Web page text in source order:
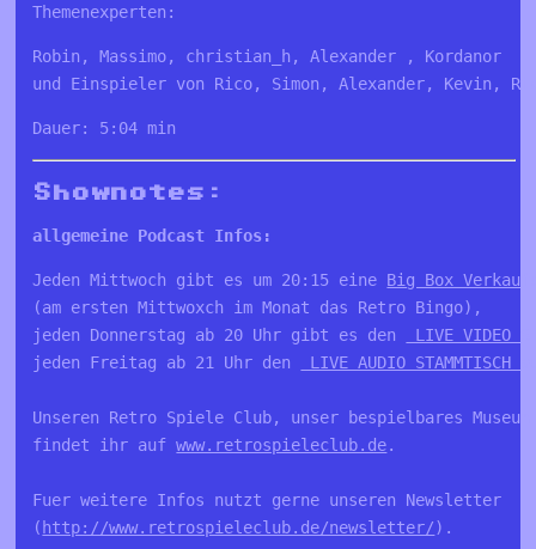
Themenexperten:
Robin, Massimo, christian_h, Alexander , Kordanor
und Einspieler von Rico, Simon, Alexander, Kevin,
Dauer: 5:04 min
Shownotes:
allgemeine Podcast Infos:
Jeden Mittwoch gibt es um 20:15 eine Big Box
(am ersten Mittwoxch im Monat das Retro Bingo),
jeden Donnerstag ab 20 Uhr gibt es den
LIVE VIDEO
jeden Freitag ab 21 Uhr den
LIVE AUDIO STAMMTISCH
Unseren Retro Spiele Club, unser bespielbares
findet ihr auf www.retrospieleclub.de.
Fuer weitere Infos nutzt gerne unseren Newsletter
(http://www.retrospieleclub.de/newsletter/).